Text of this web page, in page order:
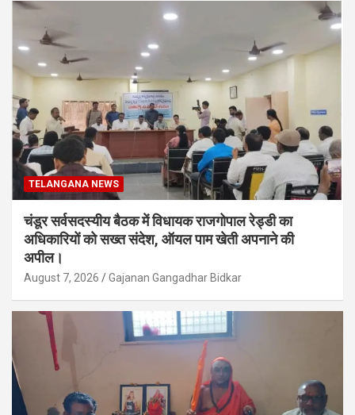
TELANGANA NEWS
चंडूर सर्वसदस्यीय बैठक में विधायक राजगोपाल रेड्डी का
अधिकारियों को सख्त संदेश, ऑयल पाम खेती अपनाने की
अपील।
August 7, 2026 Gajanan Gangadhar Bidkar